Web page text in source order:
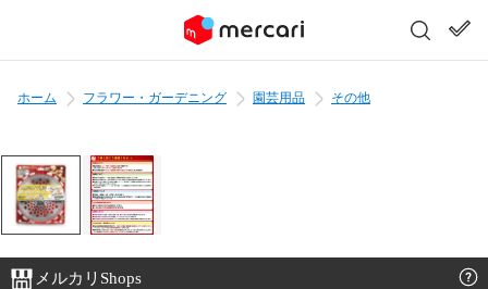
ホーム フラワー・ガーデニング 園芸用品 その他
メルカリShops